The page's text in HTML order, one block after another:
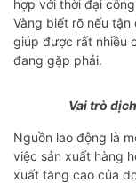
hợp với thời đại
Vàng biết rõ nếu
giúp được rất nhiều
đang gặp phải.
Vai trò
Nguồn lao động là
việc sản xuất hàng
xuất tăng cao của